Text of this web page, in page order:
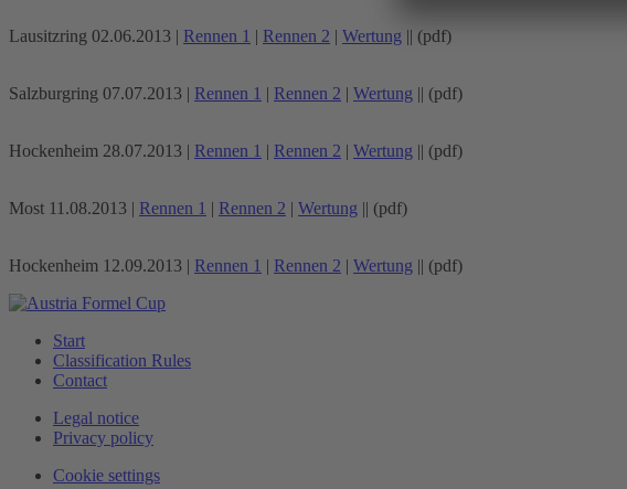
Lausitzring 02.06.2013 | Rennen 1 | Rennen 2 | Wertung || (pdf)
Salzburgring 07.07.2013 | Rennen 1 | Rennen 2 | Wertung || (pdf)
Hockenheim 28.07.2013 | Rennen 1 | Rennen 2 | Wertung || (pdf)
Most 11.08.2013 | Rennen 1 | Rennen 2 | Wertung || (pdf)
Hockenheim 12.09.2013 | Rennen 1 | Rennen 2 | Wertung || (pdf)
Start
Classification Rules
Contact
Legal notice
Privacy policy
Cookie settings